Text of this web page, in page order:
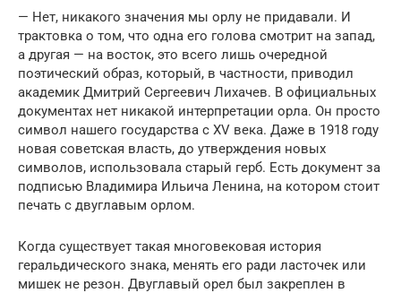
— Нет, никакого значения мы орлу не придавали. И
трактовка о том, что одна его голова смотрит на запад,
а другая — на восток, это всего лишь очередной
поэтический образ, который, в частности, приводил
академик Дмитрий Сергеевич Лихачев. В официальных
документах нет никакой интерпретации орла. Он просто
символ нашего государства с XV века. Даже в 1918 году
новая советская власть, до утверждения новых
символов, использовала старый герб. Есть документ за
подписью Владимира Ильича Ленина, на котором стоит
печать с двуглавым орлом.
Когда существует такая многовековая история
геральдического знака, менять его ради ласточек или
мишек не резон. Двуглавый орел был закреплен в